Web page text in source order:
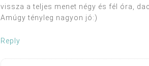
vissza a teljes menet négy és fél óra,
Amúgy tényleg nagyon jó:)
Reply